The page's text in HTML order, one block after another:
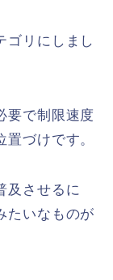
ゴリにしまし
要で制限速度
づけです。
及させるに
たいなものが